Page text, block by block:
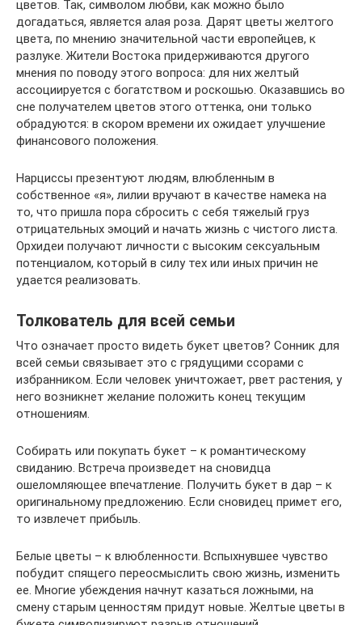
цветов. Так, символом любви, как можно было
догадаться, является алая роза. Дарят цветы желтого
цвета, по мнению значительной части европейцев, к
разлуке. Жители Востока придерживаются другого
мнения по поводу этого вопроса: для них желтый
ассоциируется с богатством и роскошью. Оказавшись во
сне получателем цветов этого оттенка, они только
обрадуются: в скором времени их ожидает улучшение
финансового положения.
Нарциссы презентуют людям, влюбленным в
собственное «я», лилии вручают в качестве намека на
то, что пришла пора сбросить с себя тяжелый груз
отрицательных эмоций и начать жизнь с чистого листа.
Орхидеи получают личности с высоким сексуальным
потенциалом, который в силу тех или иных причин не
удается реализовать.
Толкователь для всей семьи
Что означает просто видеть букет цветов? Сонник для
всей семьи связывает это с грядущими ссорами с
избранником. Если человек уничтожает, рвет растения, у
него возникнет желание положить конец текущим
отношениям.
Собирать или покупать букет – к романтическому
свиданию. Встреча произведет на сновидца
ошеломляющее впечатление. Получить букет в дар – к
оригинальному предложению. Если сновидец примет его,
то извлечет прибыль.
Белые цветы – к влюбленности. Вспыхнувшее чувство
побудит спящего переосмыслить свою жизнь, изменить
ее. Многие убеждения начнут казаться ложными, на
смену старым ценностям придут новые. Желтые цветы в